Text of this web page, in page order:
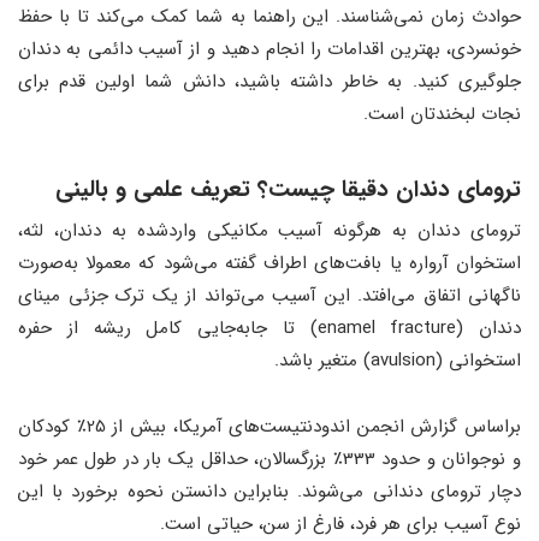
حوادث زمان نمی‌شناسند. این راهنما به شما کمک می‌کند تا با حفظ
خونسردی، بهترین اقدامات را انجام دهید و از آسیب دائمی به دندان
جلوگیری کنید. به خاطر داشته باشید، دانش شما اولین قدم برای
نجات لبخندتان است.
ترومای دندان دقیقا چیست؟ تعریف علمی و بالینی
ترومای دندان به هرگونه آسیب مکانیکی واردشده به دندان، لثه،
استخوان آرواره یا بافت‌های اطراف گفته می‌شود که معمولا به‌صورت
ناگهانی اتفاق می‌افتد. این آسیب می‌تواند از یک ترک جزئی مینای
دندان (enamel fracture) تا جابه‌جایی کامل ریشه از حفره
استخوانی (avulsion) متغیر باشد.
براساس گزارش انجمن اندودنتیست‌های آمریکا، بیش از 25٪ کودکان
و نوجوانان و حدود 333٪ بزرگسالان، حداقل یک بار در طول عمر خود
دچار ترومای دندانی می‌شوند. بنابراین دانستن نحوه برخورد با این
نوع آسیب برای هر فرد، فارغ از سن، حیاتی است.